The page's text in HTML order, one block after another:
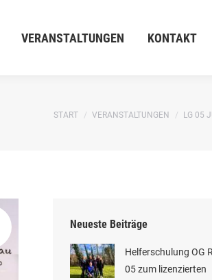
VERANSTALTUNGEN KONTAKT
Sie befinden sich hier:
START VERANSTALTUNGEN LG 05
Neueste Beiträge
Helferschulung OG
05 zum lizenzierten